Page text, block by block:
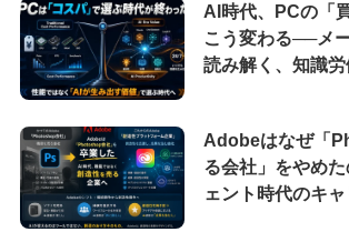
AI時代、PCの「
こう変わる──メ
読み解く、知識
Adobeはなぜ「
る会社」をやめ
ェント時代のキ